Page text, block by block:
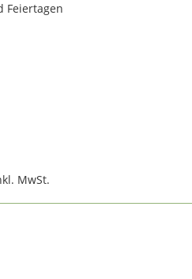
Feiertagen
MwSt.